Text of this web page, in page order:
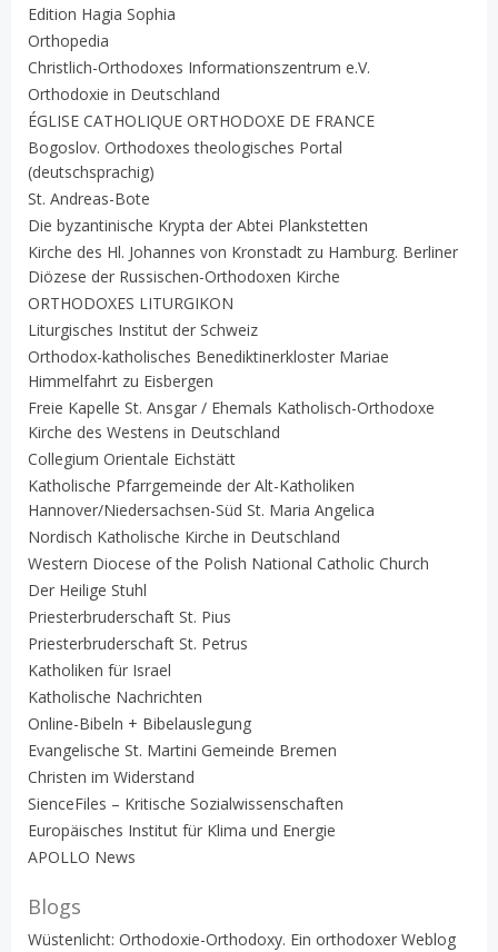
Edition Hagia Sophia
Orthopedia
Christlich-Orthodoxes Informationszentrum e.V.
Orthodoxie in Deutschland
ÉGLISE CATHOLIQUE ORTHODOXE DE FRANCE
Bogoslov. Orthodoxes theologisches Portal
(deutschsprachig)
St. Andreas-Bote
Die byzantinische Krypta der Abtei Plankstetten
Kirche des Hl. Johannes von Kronstadt zu Hamburg. Berliner
Diözese der Russischen-Orthodoxen Kirche
ORTHODOXES LITURGIKON
Liturgisches Institut der Schweiz
Orthodox-katholisches Benediktinerkloster Mariae
Himmelfahrt zu Eisbergen
Freie Kapelle St. Ansgar / Ehemals Katholisch-Orthodoxe
Kirche des Westens in Deutschland
Collegium Orientale Eichstätt
Katholische Pfarrgemeinde der Alt-Katholiken
Hannover/Niedersachsen-Süd St. Maria Angelica
Nordisch Katholische Kirche in Deutschland
Western Diocese of the Polish National Catholic Church
Der Heilige Stuhl
Priesterbruderschaft St. Pius
Priesterbruderschaft St. Petrus
Katholiken für Israel
Katholische Nachrichten
Online-Bibeln + Bibelauslegung
Evangelische St. Martini Gemeinde Bremen
Christen im Widerstand
SienceFiles – Kritische Sozialwissenschaften
Europäisches Institut für Klima und Energie
APOLLO News
Blogs
Wüstenlicht: Orthodoxie-Orthodoxy. Ein orthodoxer Weblog